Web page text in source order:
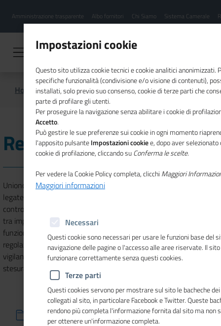
contenuto
Menu
hamburgher
Amministrazione trasparente Albo fornitori Chi Siamo Sistema Camerale
Home Regolazione del mercato
Regolazione del mercato
Unioncamere supporta le Camere di commercio nelle funzioni
legate all’esercizio delle procedure di risoluzione alternativa delle
controversie (Arbitrato e Conciliazione) che possono insorgere sia
tra imprese che tra imprese e consumatori. Accanto a queste
funzioni, le Camere svolgono altri importanti compiti di
regolazione del mercato e tutela dei consumatori che vanno dalla
vigilanza sulla sicurezza dei prodotti e strumenti di misura alla
stesura di contratti-tipo privi di clausole inique per il consumatore.
Arbitrato e mediazione
Impostazioni cookie
Questo sito utilizza cookie tecnici e cookie analitici anonimizzati.
specifiche funzionalità (condivisione e/o visione di contenuti),
installati, solo previo suo consenso, cookie di terze parti che
parte di profilare gli utenti.
Per proseguire la navigazione senza abilitare i cookie di
Accetto.
Può gestire le sue preferenze sui cookie in ogni momento
l'apposito pulsanteImpostazioni cookiee, dopo aver
cookie di profilazione, cliccando suConferma le scelte.
Per vedere la Cookie Policy completa, clicchi Maggiori
Maggiori informazioni
Necessari
Questi cookie sono necessari per usare le funzioni base del
navigazione delle pagine o l'accesso alle aree riservate. Il
funzionare correttamente senza questi cookies.
Terze parti
Questi cookies servono per mostrare sul sito le bacheche
collegati al sito, in particolare Facebook e Twitter. Queste
rendono più completa l'informazione fornita dal sito ma non
per ottenere un'informazione completa.